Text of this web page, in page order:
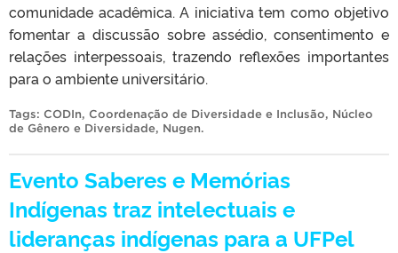
comunidade acadêmica. A iniciativa tem como objetivo
fomentar a discussão sobre assédio, consentimento e
relações interpessoais, trazendo reflexões importantes
para o ambiente universitário.
Tags: CODIn, Coordenação de Diversidade e Inclusão, Núcleo
de Gênero e Diversidade, Nugen.
Evento Saberes e Memórias
Indígenas traz intelectuais e
lideranças indígenas para a UFPel